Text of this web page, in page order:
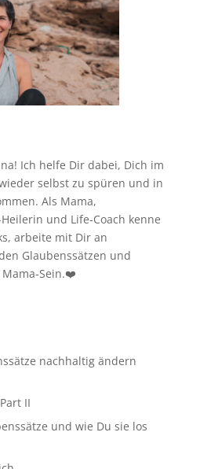
Ich helfe Dir dabei, Dich im
selbst zu spüren und in
Als Mama,
und Life-Coach kenne
arbeite mit Dir an
Glaubenssätzen und
Sein.❤️
nachhaltig ändern
II
und wie Du sie los